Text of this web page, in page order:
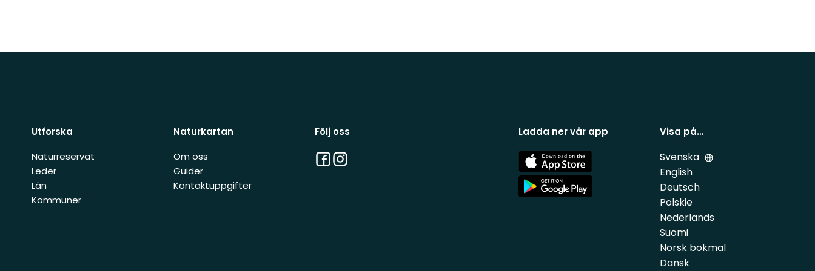
Utforska
Naturreservat
Leder
Län
Kommuner
Naturkartan
Om oss
Guider
Kontaktuppgifter
Följ oss
Facebook
Instagram
Ladda ner vår app
App
Store
App
Store
Visa på…
Svenska
English
Deutsch
Polskie
Nederlands
Suomi
Norsk bokmal
Dansk